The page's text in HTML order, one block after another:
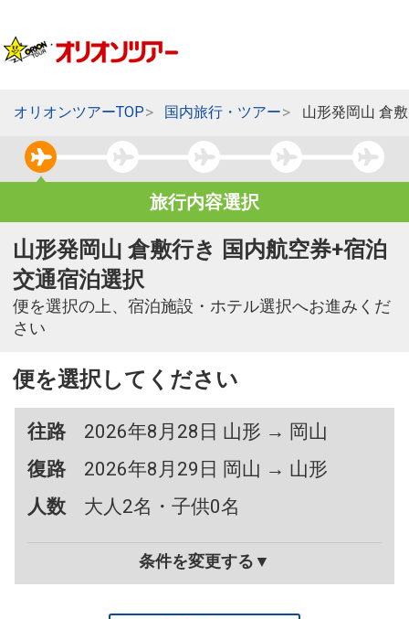
オリオンツアーTOP 国内旅行・ツアー 山形発岡山 倉
旅行内容選択
山形発岡山 倉敷行き 国内航空券+宿泊
交通宿泊選択
便を選択の上、宿泊施設・ホテル選択へお進みくだ
さい
便を選択してください
往路
2026年8月28日 山形 → 岡山
復路
2026年8月29日 岡山 → 山形
人数
大人2名・子供0名
条件を変更する▼